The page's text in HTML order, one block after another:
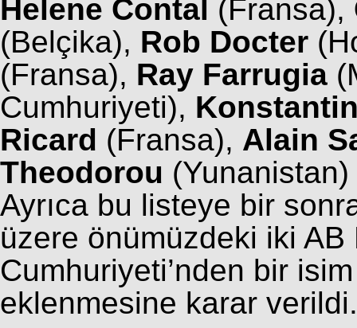
Helene Contal (Fransa),
(Belçika), Rob Docter
(Fransa), Ray Farrugia
Cumhuriyeti),
Ricard (Fransa), Alain
Theodorou
Ayrıca bu listeye bir
üzere önümüzdeki iki AB
Cumhuriyeti’nden bir
eklenmesine karar verildi.